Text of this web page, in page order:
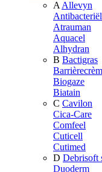
A Allevyn
Atrauman
Aquacel
Alhydran
B Bactigras
Biogaze
Biatain
C Cavilon
Cica-Care
Comfeel
Cuticell
Cutimed
D Debrisoft
Duoderm